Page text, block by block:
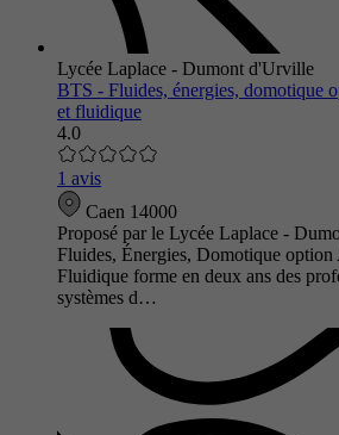
Lycée Laplace - Dumont d'Urville
BTS - Fluides, énergies, domotique
et fluidique
4.0
1 avis
Caen 14000
Proposé par le Lycée Laplace -
Fluides, Énergies, Domotique
Fluidique forme en deux ans des
systèmes d…